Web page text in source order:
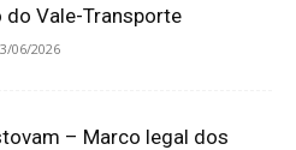
Vale-Transporte
06/2026
– Marco legal dos